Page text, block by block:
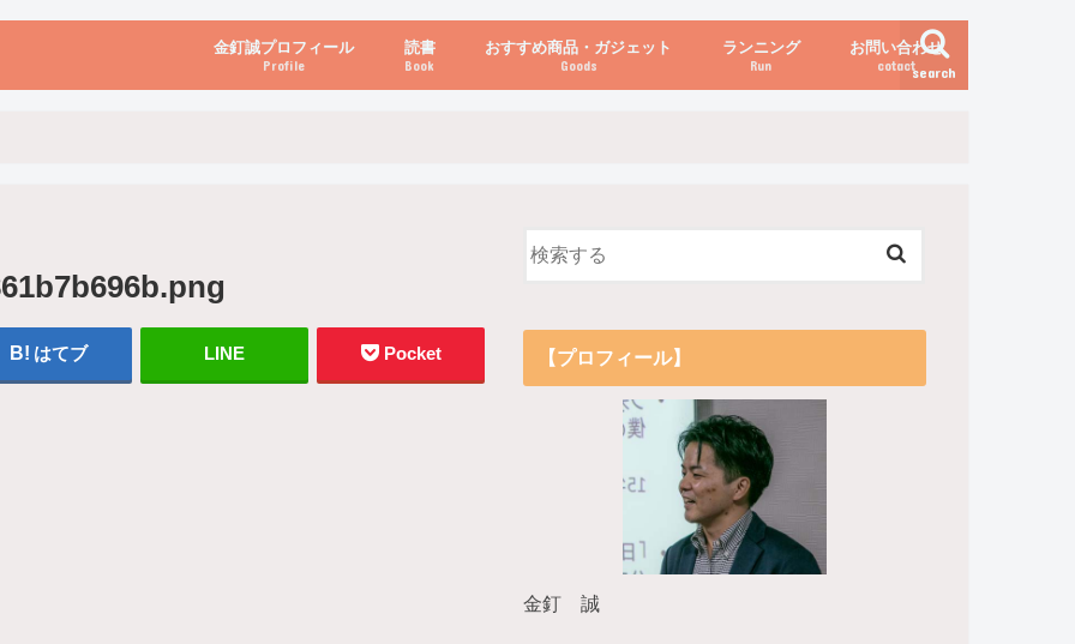
search
金釘誠プロフィール
Profile
読書
Book
おすすめ商品・ガジェット
Goods
ランニング
Run
お問い合わせ
cotact
はてブ LINE Pocket 【プロフィール】
金釘 誠